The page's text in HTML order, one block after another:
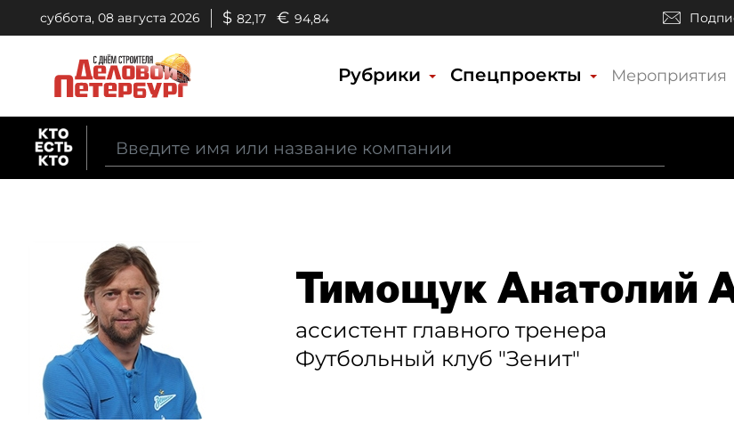
суббота, 08 августа 2026 $ 82,17 € 94,84
Рубрики Спецпроекты Мероприятия
Тимощук Анатолий
ассистент главного тренера
Футбольный клуб "Зенит"